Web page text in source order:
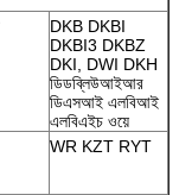
DKB DKBI
DKBI3 DKBZ
DKI, DWI DKH
ডিডব্লিউআইআর
ডিএসআই এলবিআই
এলবিএইচ ওয়ে
WR KZT RYT